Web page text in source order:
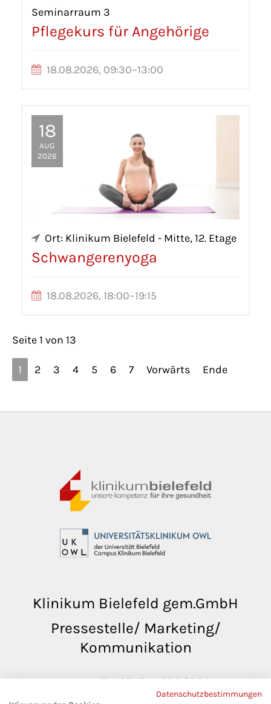
Seminarraum 3
Pflegekurs für Angehörige
18.08.2026, 09:30–13:00
18
AUG
2026
Ort: Klinikum Bielefeld - Mitte, 12. Etage
Schwangerenyoga
18.08.2026, 18:00–19:15
Seite 1 von 13
1 2 3 4 5 6 7 Vorwärts Ende
Klinikum Bielefeld gem.GmbH
Pressestelle/ Marketing/
Kommunikation
pressestelle@klinikumbielefeld.de
Teutoburger Str. 50Datenschutzbestimmungen